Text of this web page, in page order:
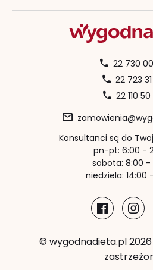
22 730
22 723
22 110
Konsultanci są do
pn-pt: 6:00 -
sobota: 8:00 -
niedziela: 14:00
© wygodnadieta.pl